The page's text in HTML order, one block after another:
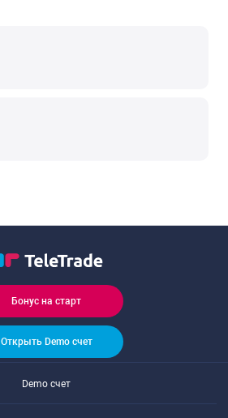
Бонус на старт
Открыть Demo счет
Demo счет